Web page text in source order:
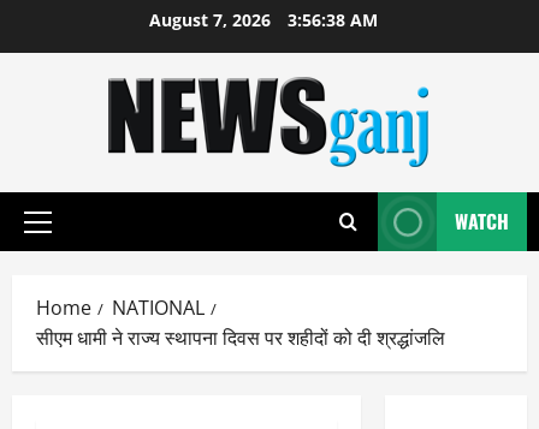
August 7, 2026 3:56:38 AM
Primary
WATCH
Home
NATIONAL
सीएम धामी ने राज्य स्थापना दिवस पर शहीदों को दी श्रद्धांजलि